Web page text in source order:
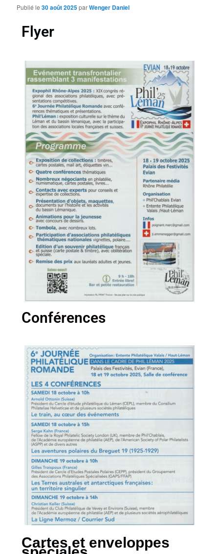
Publié le30 août 2025parWenger Daniel
Flyer
Conférences
Cartes et enveloppes